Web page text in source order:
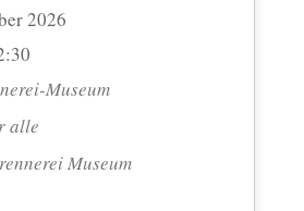
2026
Museum
alle
Museum